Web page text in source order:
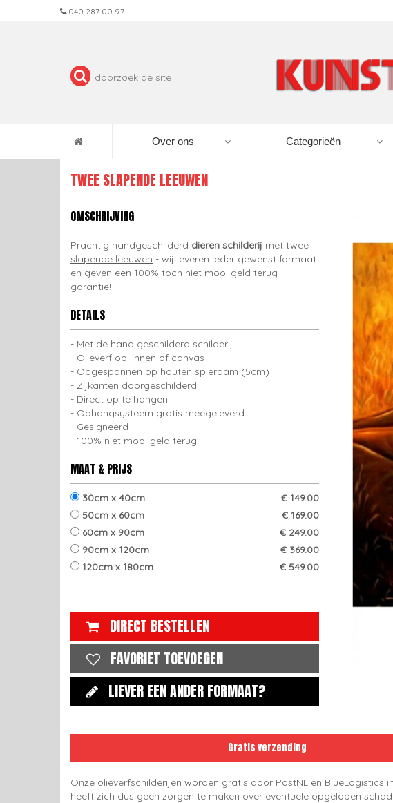
040 287 00 97
Over ons Categorieën
TWEE SLAPENDE LEEUWEN
OMSCHRIJVING
Prachtig handgeschilderd dieren schilderij met twee
slapende leeuwen - wij leveren ieder gewenst formaat
en geven een 100% toch niet mooi geld terug
garantie!
DETAILS
Met de hand geschilderd schilderij
Olieverf op linnen of canvas
Opgespannen op houten spieraam (5cm)
Zijkanten doorgeschilderd
Direct op te hangen
Ophangsysteem gratis meegeleverd
Gesigneerd
100% niet mooi geld terug
MAAT & PRIJS
30cm x 40cm
€ 149.00
50cm x 60cm
€ 169.00
60cm x 90cm
€ 249.00
90cm x 120cm
€ 369.00
120cm x 180cm
€ 549.00
DIRECT BESTELLEN
FAVORIET TOEVOEGEN
LIEVER EEN ANDER FORMAAT?
Gratis verzending
Onze olieverfschilderijen worden gratis door PostNL en BlueLogistics
heeft zich dus geen zorgen te maken over eventuele opgelopen